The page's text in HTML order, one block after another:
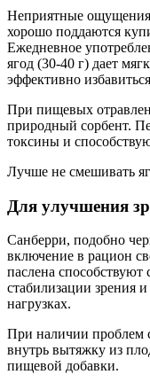
Неприятные
хорошо поддаются
Ежедневное
ягод (30-40 г) дает
эффективно
При пищевых
природный сорбент.
токсины и
Лучше не смешивать
Для улучшения
Санберри, подобно
включение в рацион
паслена
стабилизации зрения
нагрузках.
При наличии проблем
внутрь вытяжку из
пищевой добавки.